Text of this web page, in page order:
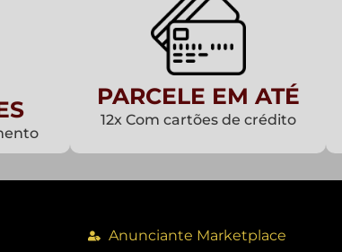
PARCELE EM ATÉ
12x Com cartões de crédito
Anunciante Marketplace